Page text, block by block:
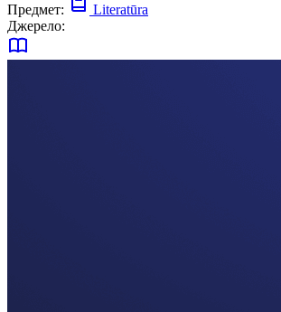
Предмет:
Literatūra
Джерело: